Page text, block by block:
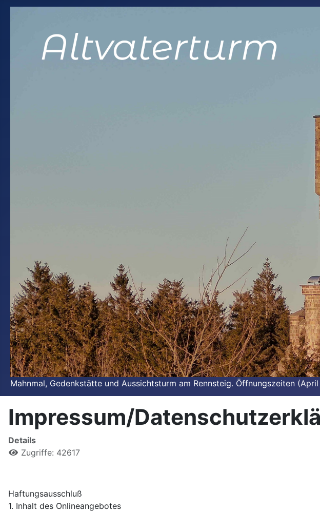
Mahnmal, Gedenkstätte und Aussichtsturm am Rennsteig. Öffnungszeiten
Impressum/
Details
Zugriffe: 42617
Haftungsausschluß
1. Inhalt des Onlineangebotes